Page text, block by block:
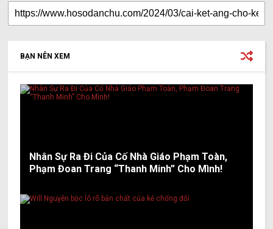
BẠN NÊN XEM
Nhân Sự Ra Đi Của Cố Nhà Giáo Phạm Toàn,
Phạm Đoan Trang “Thanh Minh” Cho Mình!